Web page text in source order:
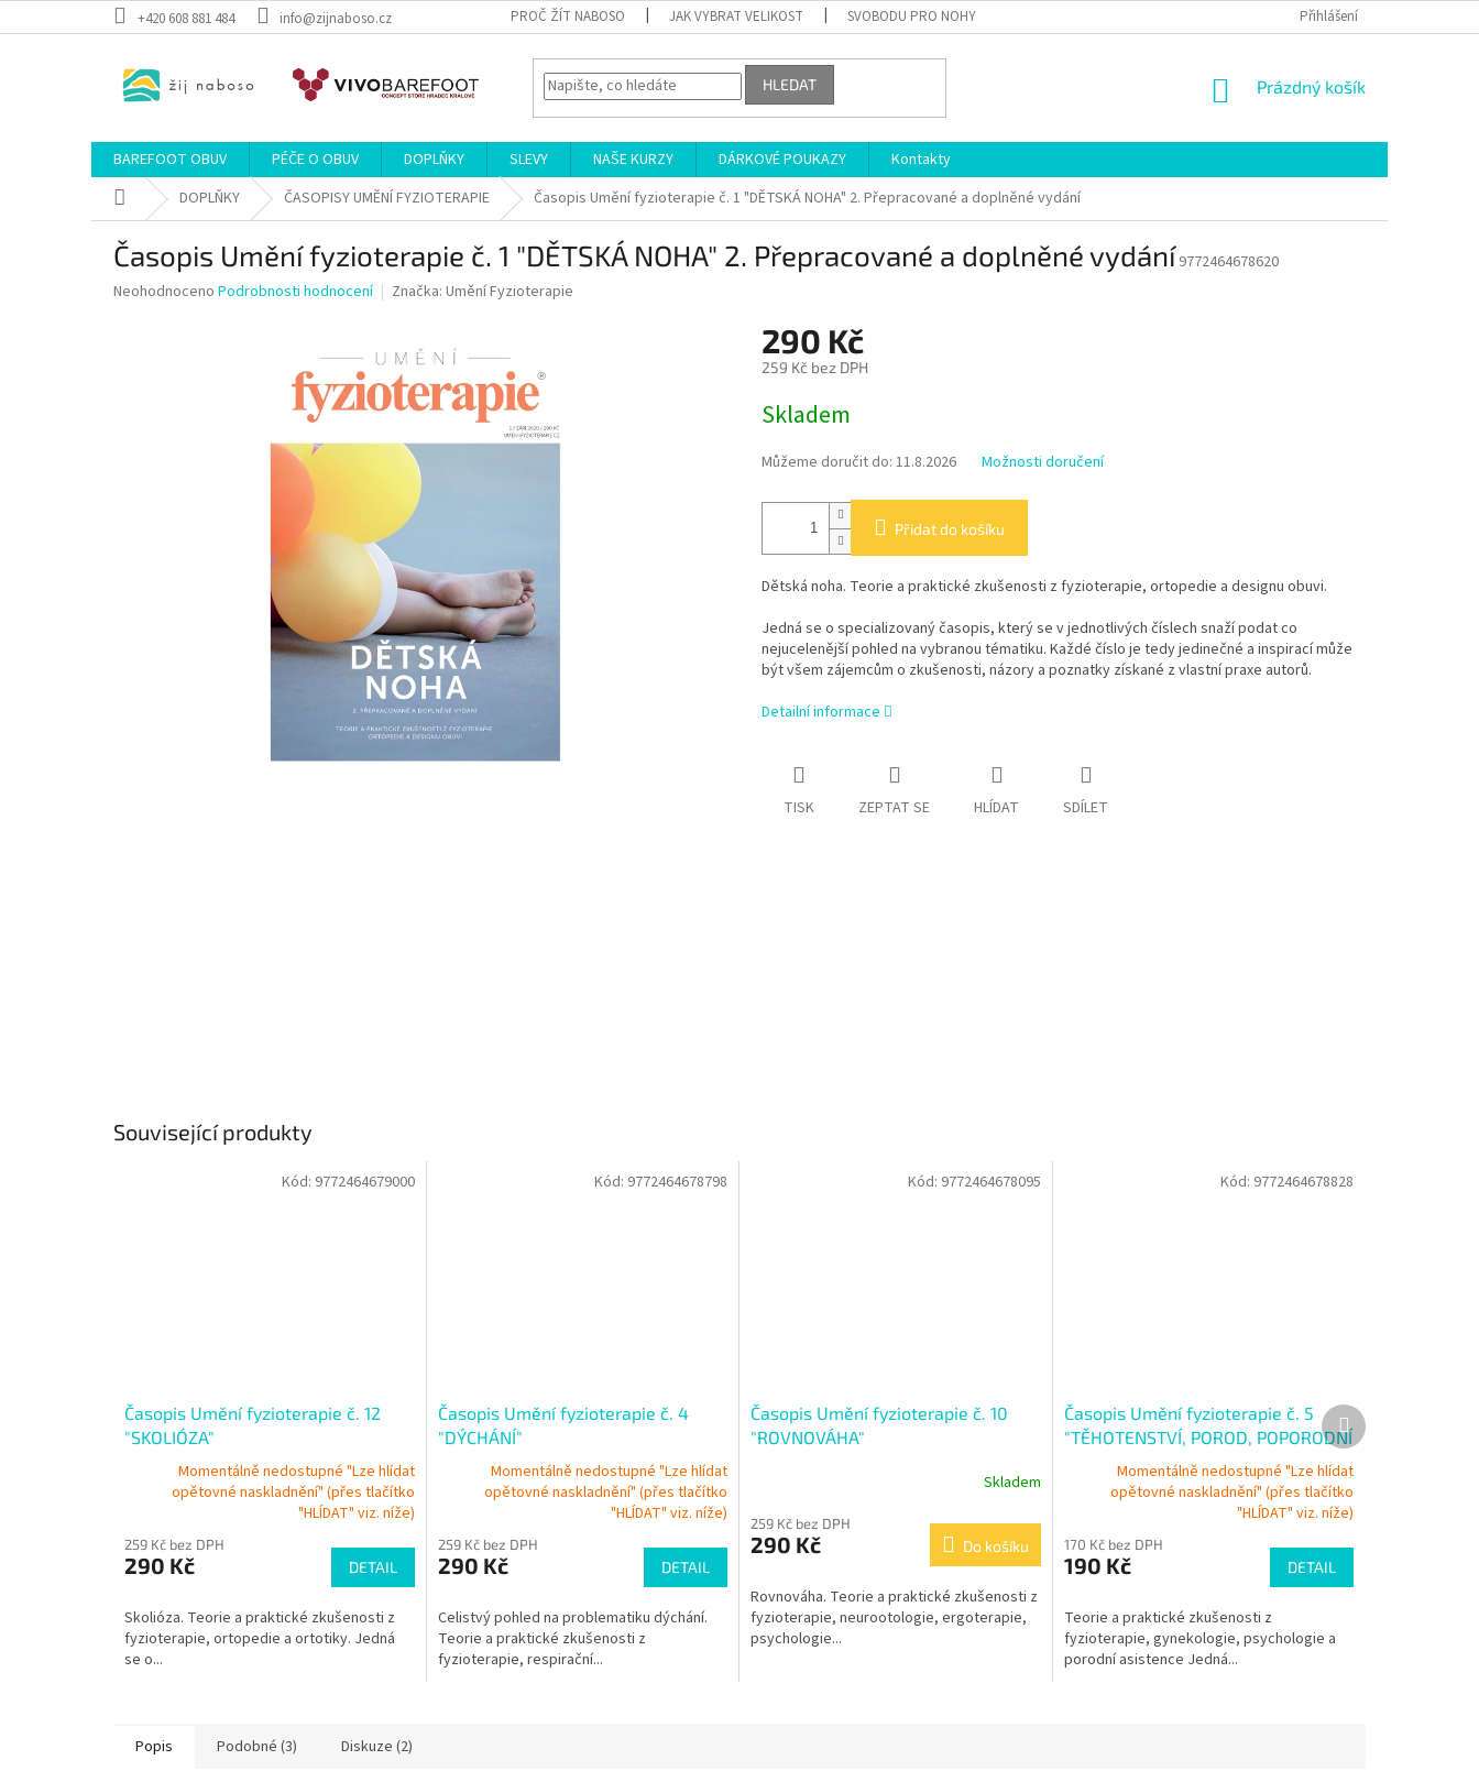
na
+420 608 881 484 info@zijnaboso.cz PROČ ŽÍT NABOSO JAK VYBRAT VELIKOST SVOBODU PRO NOHY OBCHODNÍ PODMÍNKY
Přihlášení
HLEDAT
NÁKUPNÍ
Prázdný košík
BAREFOOT OBUV PÉČE O OBUV DOPLŇKY SLEVY NAŠE KURZY DÁRKOVÉ POUKAZY
Kontakty
Domů DOPLŇKY ČASOPISY UMĚNÍ FYZIOTERAPIE Časopis Umění fyzioterapie č. 1 "DĚTSKÁ NOHA" 2. Přepracované a doplněné vydání
Časopis Umění fyzioterapie č. 1 "DĚTSKÁ NOHA" 2. Přepracované a doplněné vydání 9772464678620
Průměrné
Neohodnoceno Podrobnosti hodnocení Značka: Umění Fyzioterapie
290 Kč
259 Kč bez DPH
cena:
Skladem
Můžeme doručit do: 11.8.2026 Možnosti doručení
Přidat do košíku
Dětská noha. Teorie a praktické zkušenosti z fyzioterapie, ortopedie a designu obuvi.
Jedná se o specializovaný časopis, který se v jednotlivých číslech snaží podat co
nejucelenější pohled na vybranou tématiku. Každé číslo je tedy jedinečné a inspirací může
být všem zájemcům o zkušenosti, názory a poznatky získané z vlastní praxe autorů.
Detailní informace
TISK ZEPTAT SE HLÍDAT SDÍLET
Související produkty
Časopis Umění fyzioterapie č. 12
"SKOLIÓZA"
Momentálně nedostupné "Lze hlídat
opětovné naskladnění" (přes tlačítko
"HLÍDAT" viz. níže)
259 Kč bez DPH
290 Kč DETAIL
Skolióza. Teorie a praktické zkušenosti z
fyzioterapie, ortopedie a ortotiky. Jedná
se o...
Kód: 9772464679000
Časopis Umění fyzioterapie č. 4
"DÝCHÁNÍ"
Momentálně nedostupné "Lze hlídat
opětovné naskladnění" (přes tlačítko
"HLÍDAT" viz. níže)
259 Kč bez DPH
290 Kč DETAIL
Celistvý pohled na problematiku dýchání.
Teorie a praktické zkušenosti z
fyzioterapie, respirační...
Kód: 9772464678798
Časopis Umění fyzioterapie č. 10
"ROVNOVÁHA"
Skladem
259 Kč bez DPH
290 Kč Do košíku
Rovnováha. Teorie a praktické zkušenosti z
fyzioterapie, neurootologie, ergoterapie,
psychologie...
Kód: 9772464678095
Časopis Umění fyzioterapie č. 5
"TĚHOTENSTVÍ, POROD, POPORODNÍ
OBDOBÍ"Momentálně nedostupné "Lze hlídat
opětovné naskladnění" (přes tlačítko
"HLÍDAT" viz. níže)
170 Kč bez DPH
190 Kč DETAIL
Teorie a praktické zkušenosti z
fyzioterapie, gynekologie, psychologie a
porodní asistence Jedná...
Kód: 9772464678828
Další
produkt
Popis Podobné (3) Diskuze (2)